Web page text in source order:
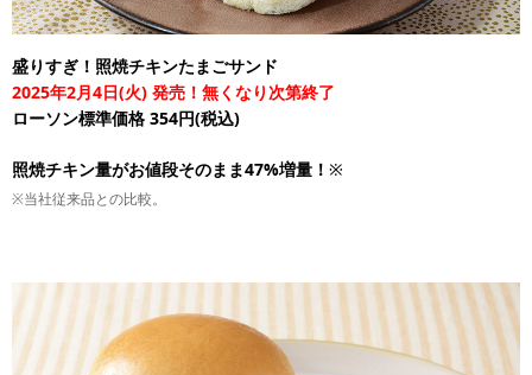
盛りすぎ！照焼チキンたまごサンド
2025年2月4日(火) 発売！無くなり次第終了
ローソン標準価格 354円(税込)
照焼チキン量がお値段そのまま47%増量！ ※
※当社従来品との比較。